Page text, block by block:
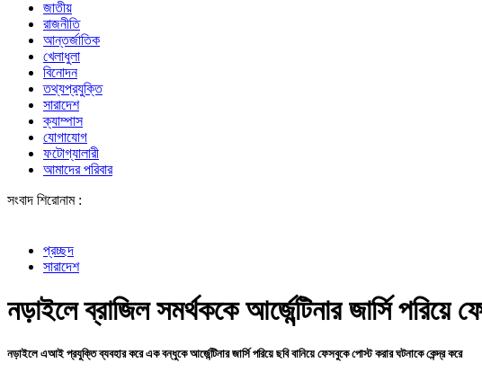
জাতীয়
রাজনীতি
আন্তর্জাতিক
খেলাধুলা
বিনোদন
তথ্যপ্রযুক্তি
সারাদেশ
ক্যাম্পাস
যোগাযোগ
ফটোগ্যালারী
আমাদের পরিবার
সংবাদ শিরোনাম :
প্রচ্ছদ
সারাদেশ
নড়াইলে ব্রাজিল সমর্থককে আর্জেন্টিনার জার্সি
নড়াইলে এআই প্রযুক্তি ব্যবহার করে এক বন্ধুকে আর্জেন্টিনার জার্সি পরিয়ে ছবি বানিয়ে ফেসবুকে পোস্ট করার ঘটনাকে কেন্দ্র করে